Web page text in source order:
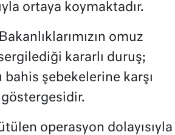
ortaya koymaktadır.
omuz
kararlı duruş;
şebekelerine karşı
operasyon dolayısıyla